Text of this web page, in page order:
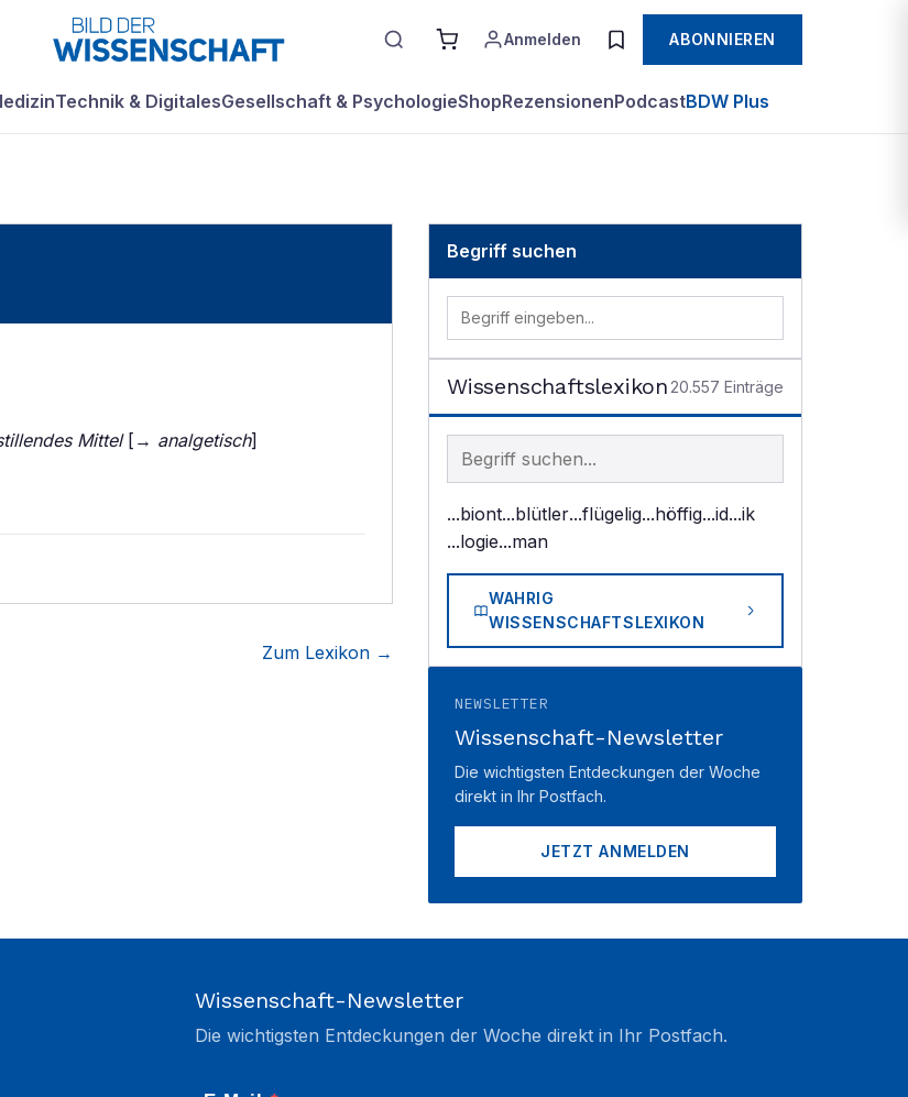
Anmelden ABONNIEREN
Technik & DigitalesGesellschaft & PsychologieShopRezensionenPodcastBDW Plus
Mittel[→ analgetisch]
Zum Lexikon →
Begriff suchen
Wissenschaftslexikon 20.557 Einträge
Begriff im Lexikon suchen
...biont...blütler...flügelig...höffig...id...ik
...logie...man
WAHRIG
WISSENSCHAFTSLEXIKON
NEWSLETTER
Wissenschaft-Newsletter
Die wichtigsten Entdeckungen der Woche
direkt in Ihr Postfach.
JETZT ANMELDEN
Wissenschaft-Newsletter
Die wichtigsten Entdeckungen der Woche direkt in Ihr Postfach.